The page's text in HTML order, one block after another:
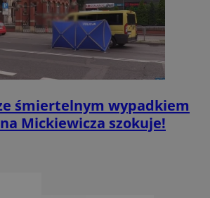
śmiertelnym wypadkiem
Mickiewicza szokuje!